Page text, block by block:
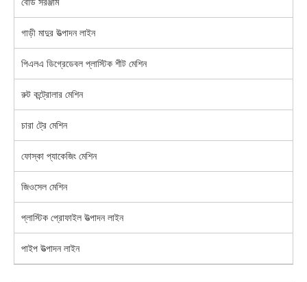
গাড়ী মাদুর উত্পাদন লাইন
পিএলএ ডিগ্রেডেবল প্লাস্টিক শীট মেশিন
রুট কন্ট্রোলার মেশিন
চারা ট্রে মেশিন
ফোস্কা প্যাকেজিং মেশিন
জিওসেল মেশিন
প্লাস্টিক প্রোফাইল উত্পাদন লাইন
পাইপ উত্পাদন লাইন